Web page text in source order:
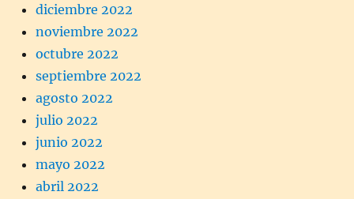
diciembre 2022
noviembre 2022
octubre 2022
septiembre 2022
agosto 2022
julio 2022
junio 2022
mayo 2022
abril 2022